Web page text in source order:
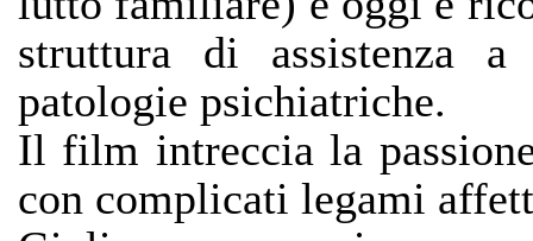
struttura di assistenza a
patologie psichiatriche.
Il film intreccia la
con complicati legami